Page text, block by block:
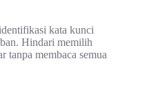
kata kunci
Hindari memilih
tanpa membaca semua